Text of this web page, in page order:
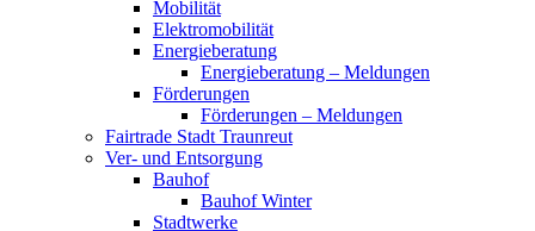
Mobilität
Elektromobilität
Energieberatung
Energieberatung – Meldungen
Förderungen
Förderungen – Meldungen
Fairtrade Stadt Traunreut
Ver- und Entsorgung
Bauhof
Bauhof Winter
Stadtwerke